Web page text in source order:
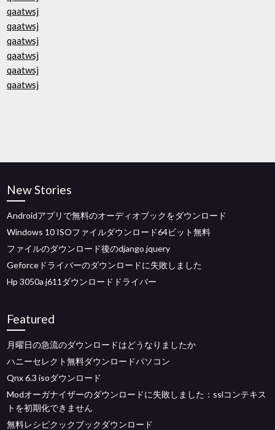
qaatwsj
qaatwsj
qaatwsj
qaatwsj
qaatwsj
qaatwsj
New Stories
Androidアプリで無料のオーディオブックをダウンロード
Windows 10 ISOファイルダウンロード64ビット無料
ファイルのダウンロード後のdjango jquery
Geforceドライバーのダウンロードに失敗しました
Hp 3050a j611ダウンロードドライバー
Featured
月曜日の急流のダウンロードはどうなりましたか
ハニーセレクト無料ダウンロードパソコン
Qnx 6.3 isoダウンロード
Modオーガナイザーのダウンロードに失敗しました：sslコンテキス
トを初期化できません
無料レシピクックブックダウンロード